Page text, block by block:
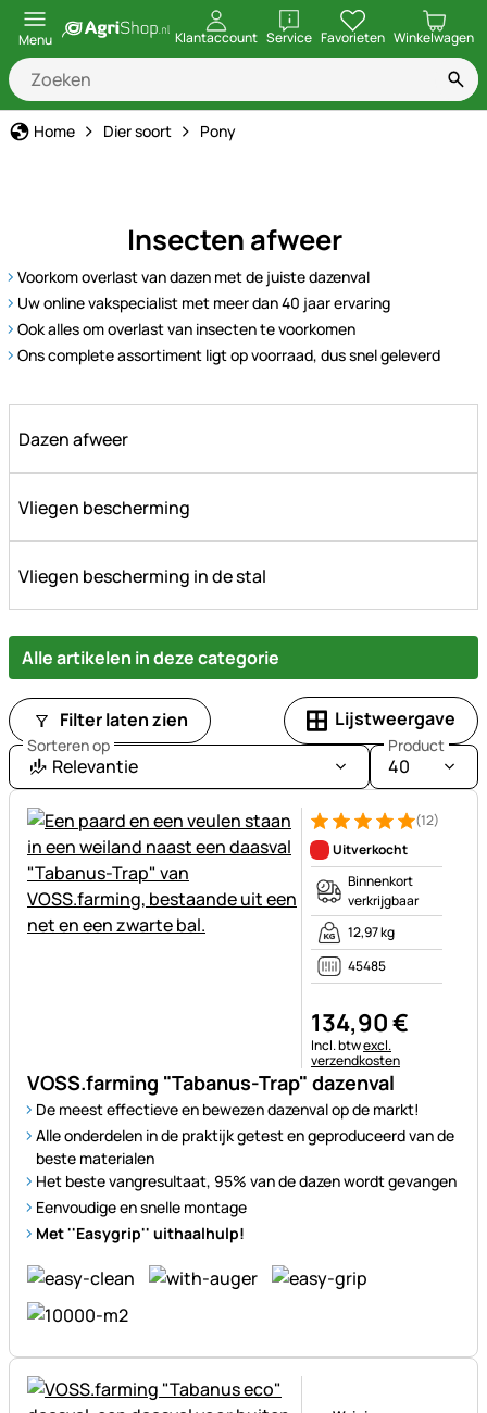
Menu Klantaccount ServiceopenenFavorieten Winkelwagen
Home Dier soort Pony
Insecten afweer
Voorkom overlast van dazen met de juiste dazenval
Uw online vakspecialist met meer dan 40 jaar ervaring
Ook alles om overlast van insecten te voorkomen
Ons complete assortiment ligt op voorraad, dus snel geleverd
Dazen afweer
Vliegen bescherming
Vliegen bescherming in de stal
Alle artikelen in deze categorie
Filter laten zien Lijstweergave
Sorteren op
Relevantie
Product
40
VOSS.farming "Tabanus-Trap" dazenval
De meest effectieve en bewezen dazenval op de markt!
Alle onderdelen in de praktijk getest en geproduceerd van de
beste materialen
Het beste vangresultaat, 95% van de dazen wordt gevangen
Eenvoudige en snelle montage
Met ''Easygrip'' uithaalhulp!
Beoordeling: 5 van 5 (12
12 Bewertungen (12)
Uitverkocht
Binnenkort
verkrijgbaar
12,97 kg
45485
134,90€
Belastinginformatie:
Incl. btwexcl.
verzendkosten